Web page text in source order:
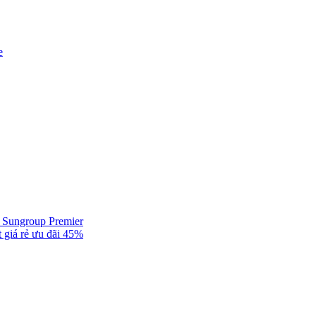
Premier
giá rẻ ưu đãi 45%